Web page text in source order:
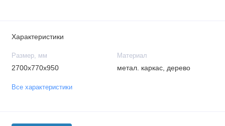
Характеристики
Размер, мм
2700x770x950
Материал
метал. каркас, дерево
Все характеристики